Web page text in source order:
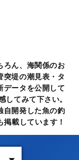
ろん、海関係のお
突堤の潮見表・タ
データを公開して
してみて下さい。
自開発した魚の釣
載しています！